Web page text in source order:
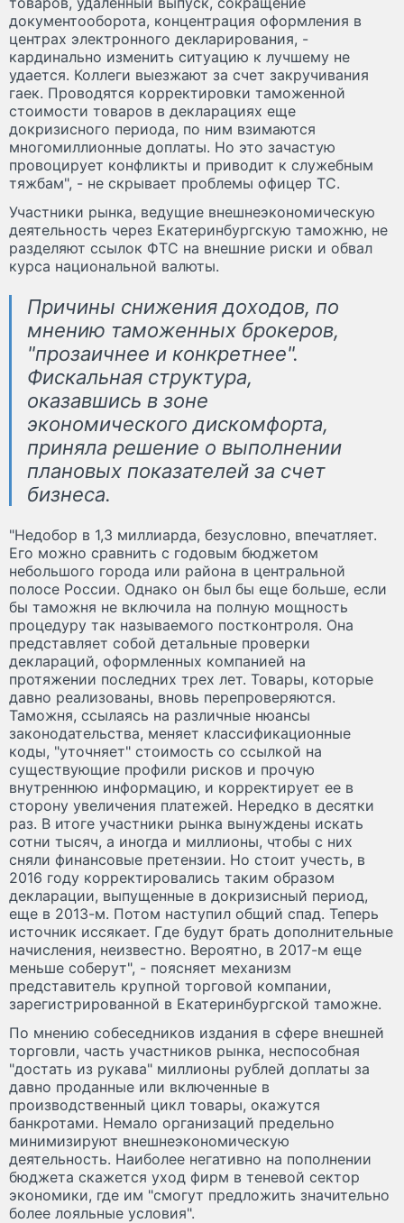
документооборота, концентрация оформления в
центрах электронного декларирования, -
кардинально изменить ситуацию к лучшему не
удается. Коллеги выезжают за счет закручивания
гаек. Проводятся корректировки таможенной
стоимости товаров в декларациях еще
докризисного периода, по ним взимаются
многомиллионные доплаты. Но это зачастую
провоцирует конфликты и приводит к служебным
тяжбам", - не скрывает проблемы офицер ТС.
Участники рынка, ведущие внешнеэкономическую
деятельность через Екатеринбургскую таможню, не
разделяют ссылок ФТС на внешние риски и обвал
курса национальной валюты.
Причины снижения доходов, по
мнению таможенных брокеров,
"прозаичнее и конкретнее".
Фискальная структура,
оказавшись в зоне
экономического дискомфорта,
приняла решение о выполнении
плановых показателей за счет
бизнеса.
"Недобор в 1,3 миллиарда, безусловно, впечатляет.
Его можно сравнить с годовым бюджетом
небольшого города или района в центральной
полосе России. Однако он был бы еще больше, если
бы таможня не включила на полную мощность
процедуру так называемого постконтроля. Она
представляет собой детальные проверки
деклараций, оформленных компанией на
протяжении последних трех лет. Товары, которые
давно реализованы, вновь перепроверяются.
Таможня, ссылаясь на различные нюансы
законодательства, меняет классификационные
коды, "уточняет" стоимость со ссылкой на
существующие профили рисков и прочую
внутреннюю информацию, и корректирует ее в
сторону увеличения платежей. Нередко в десятки
раз. В итоге участники рынка вынуждены искать
сотни тысяч, а иногда и миллионы, чтобы с них
сняли финансовые претензии. Но стоит учесть, в
2016 году корректировались таким образом
декларации, выпущенные в докризисный период,
еще в 2013-м. Потом наступил общий спад. Теперь
источник иссякает. Где будут брать дополнительные
начисления, неизвестно. Вероятно, в 2017-м еще
меньше соберут", - поясняет механизм
представитель крупной торговой компании,
зарегистрированной в Екатеринбургской таможне.
По мнению собеседников издания в сфере внешней
торговли, часть участников рынка, неспособная
"достать из рукава" миллионы рублей доплаты за
давно проданные или включенные в
производственный цикл товары, окажутся
банкротами. Немало организаций предельно
минимизируют внешнеэкономическую
деятельность. Наиболее негативно на пополнении
бюджета скажется уход фирм в теневой сектор
экономики, где им "смогут предложить значительно
более лояльные условия".